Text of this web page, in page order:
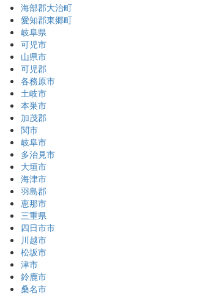
海部郡大治町
愛知郡東郷町
岐阜県
可児市
山県市
可児郡
各務原市
土岐市
本巣市
加茂郡
関市
岐阜市
多治見市
大垣市
海津市
羽島郡
恵那市
三重県
四日市市
川越市
松坂市
津市
鈴鹿市
桑名市